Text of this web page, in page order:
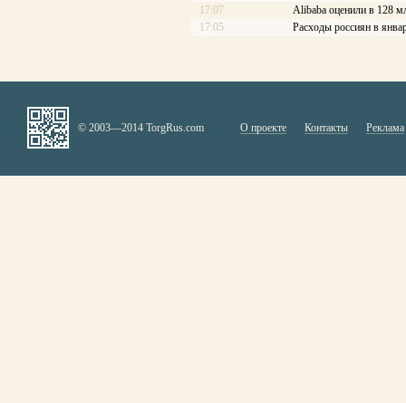
17:07
Alibaba оценили в 128
17:05
Расходы россиян в
© 2003—2014 TorgRus.com О проекте Контакты Реклама